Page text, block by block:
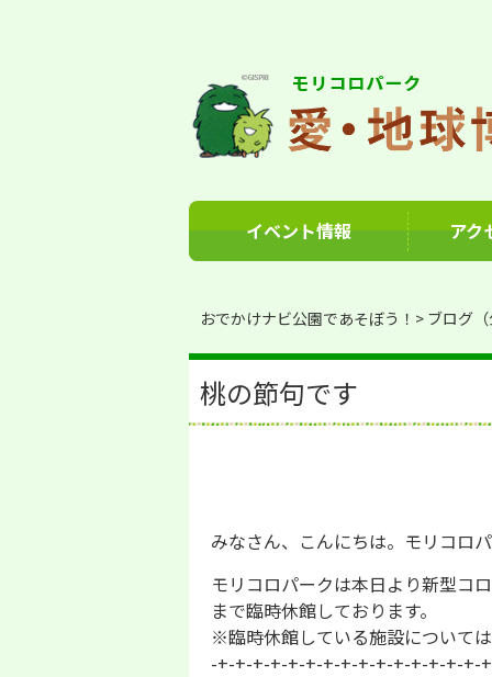
イベント情報 アク
おでかけナビ公園であそぼう！ ブログ
桃の節句です
みなさん、こんにちは。モリコロ
モリコロパークは本日より新型コ
まで臨時休館しております。
※臨時休館している施設については
-+-+-+-+-+-+-+-+-+-+-+-+-+-+-